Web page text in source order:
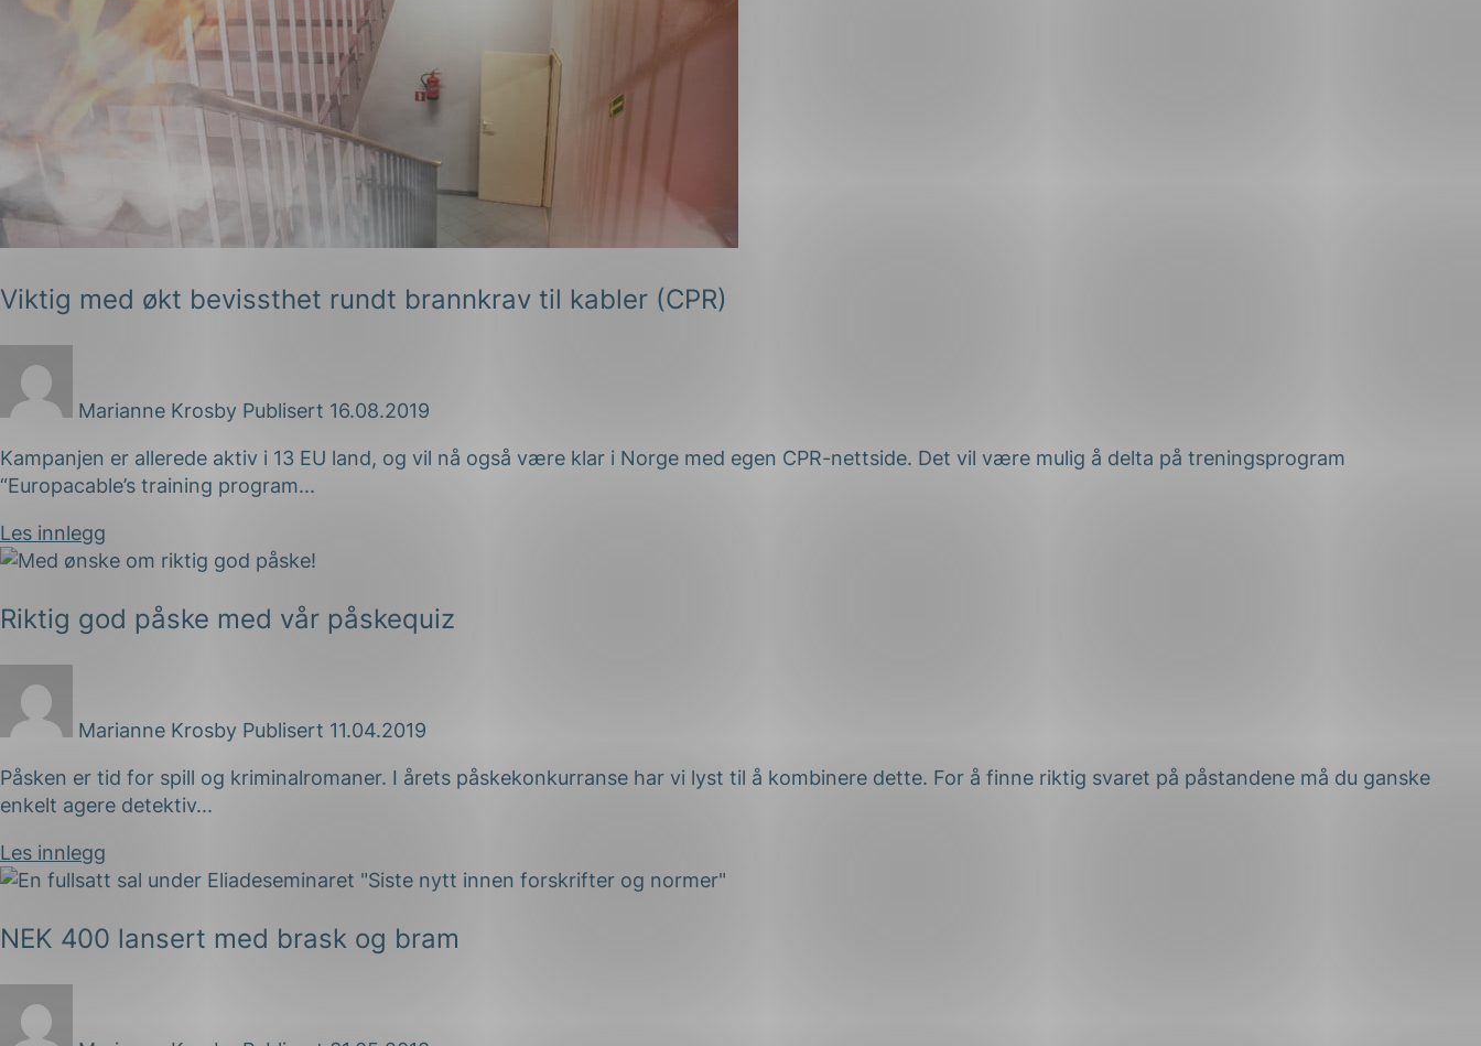
Viktig med økt bevissthet rundt brannkrav til kabler (CPR)
Marianne Krosby Publisert 16.08.2019
Kampanjen er allerede aktiv i 13 EU land, og vil nå også være klar i Norge med egen CPR-nettside. Det vil være mulig å delta på treningsprogram
“Europacable’s training program...
Les innlegg
Riktig god påske med vår påskequiz
Marianne Krosby Publisert 11.04.2019
Påsken er tid for spill og kriminalromaner. I årets påskekonkurranse har vi lyst til å kombinere dette. For å finne riktig svaret på påstandene må du ganske
enkelt agere detektiv...
Les innlegg
NEK 400 lansert med brask og bram